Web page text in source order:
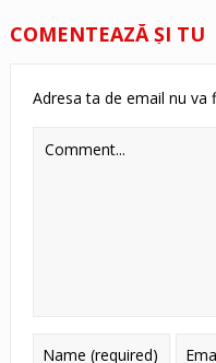
COMENTEAZĂ ŞI TU
Adresa ta de email nu va